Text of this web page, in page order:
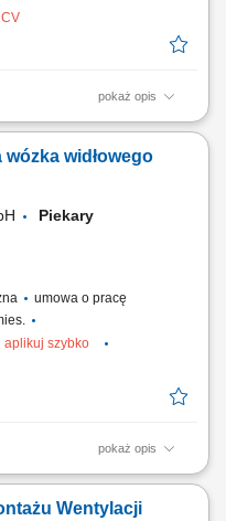
pokaż opis
biznesowych oraz
Sprzedaż usług z zakresu
logistycznych. Prowadzenie
oferty firmy.
widłowego
Piekary
umowa o pracę
aplikuj szybko
pokaż opis
lub pojazdu
komponentów i
bieżących zadań
Wentylacji